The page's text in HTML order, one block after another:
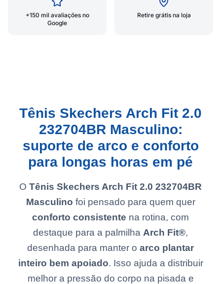
+150 mil avaliações no
Google
Retire grátis na loja
Tênis Skechers Arch Fit 2.0
232704BR Masculino:
suporte de arco e conforto
para longas horas em pé
O Tênis Skechers Arch Fit 2.0 232704BR
Masculino foi pensado para quem quer
conforto consistente na rotina, com
destaque para a palmilha Arch Fit®,
desenhada para manter o arco plantar
inteiro bem apoiado. Isso ajuda a distribuir
melhor a pressão do corpo na pisada e